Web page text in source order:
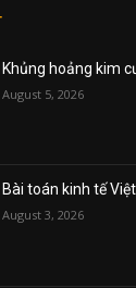
Khủng hoảng kim
August 5, 2026
Bài toán kinh tế
August 3, 2026